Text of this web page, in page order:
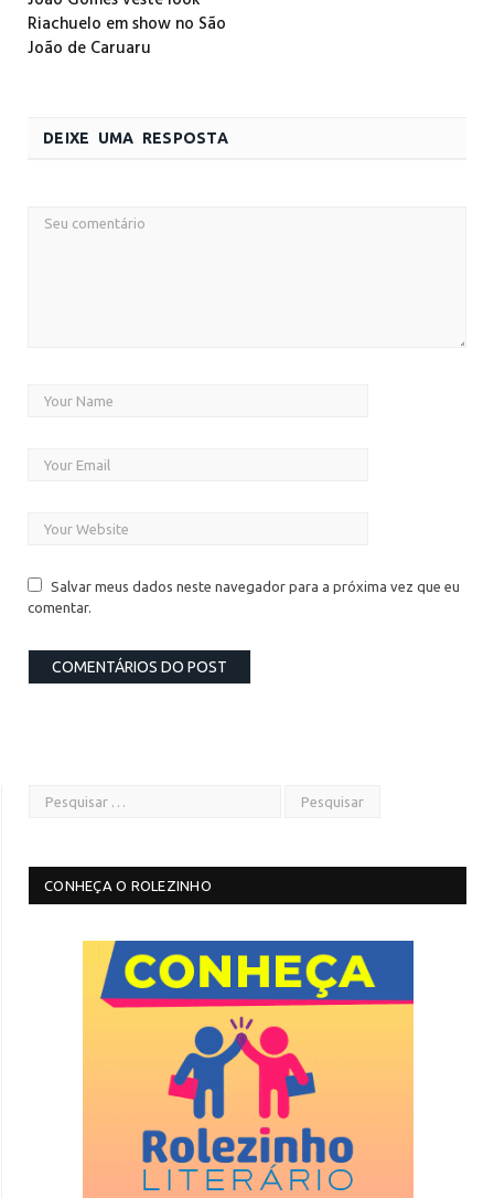
Riachuelo em show no São
João de Caruaru
DEIXE UMA RESPOSTA
Salvar meus dados neste navegador para a próxima vez que eu
comentar.
CONHEÇA O ROLEZINHO